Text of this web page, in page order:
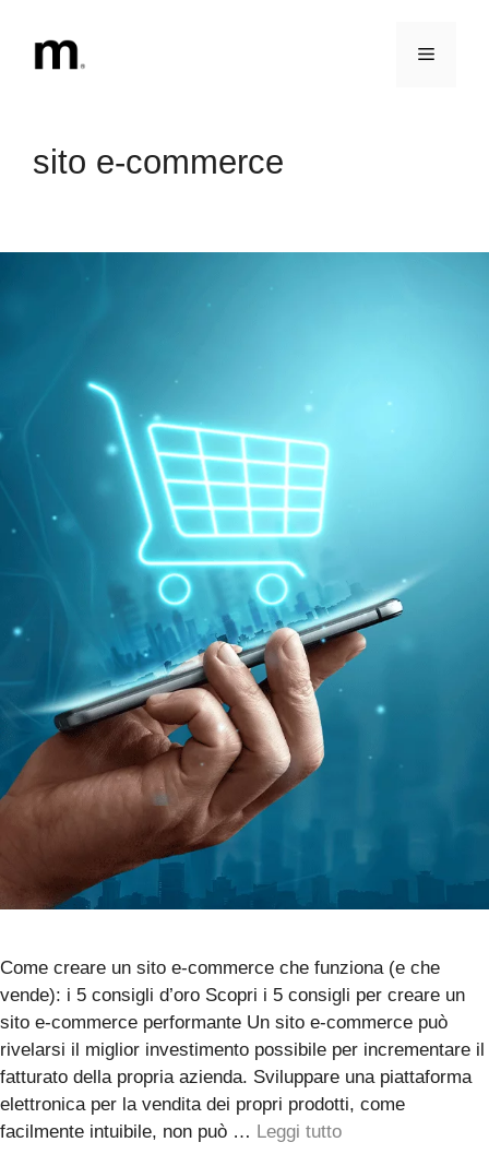
contenuto
Menu
sito e-commerce
Come creare un sito e-commerce che funziona (e che
vende): i 5 consigli d’oro Scopri i 5 consigli per creare un
sito e-commerce performante Un sito e-commerce può
rivelarsi il miglior investimento possibile per incrementare il
fatturato della propria azienda. Sviluppare una piattaforma
elettronica per la vendita dei propri prodotti, come
facilmente intuibile, non può … Leggi tutto